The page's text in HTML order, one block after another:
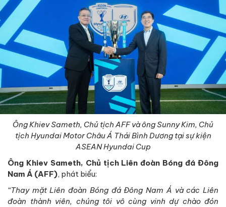
Ông Khiev Sameth, Chủ tịch AFF và ông Sunny Kim, Chủ
tịch Hyundai Motor Châu Á Thái Bình Dương tại sự kiện
ASEAN Hyundai Cup
Ông Khiev Sameth, Chủ tịch Liên đoàn Bóng đá Đông
Nam Á (AFF), phát biểu:
“Thay mặt Liên đoàn Bóng đá Đông Nam Á và các Liên
đoàn thành viên, chúng tôi vô cùng vinh dự chào đón